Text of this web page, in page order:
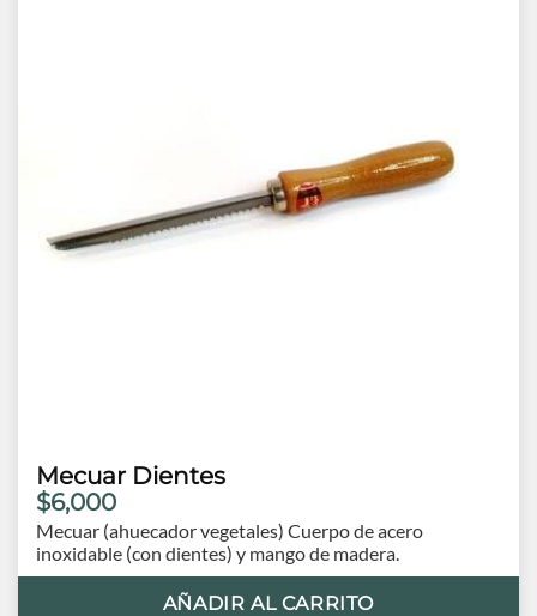
Mecuar Dientes
$6,000
Mecuar (ahuecador vegetales) Cuerpo de acero
inoxidable (con dientes) y mango de madera.
AÑADIR AL CARRITO